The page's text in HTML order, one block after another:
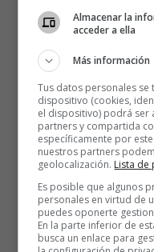
Almacenar la
acceder a ella
Más información
Tus datos personales
dispositivo (cookies,
el dispositivo) podrá ser
partners y compartida
específicamente por
nuestros partners
geolocalización. Lista de
Es posible que algunos
personales en virtud de
puedes oponerte
En la parte inferior de
busca un enlace para